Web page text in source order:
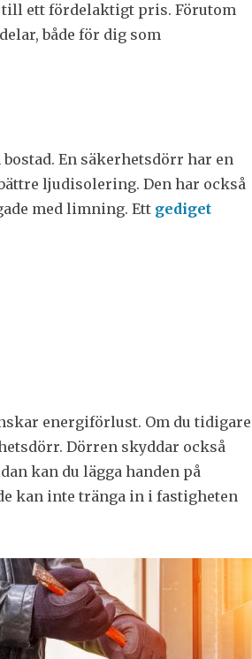
ett fördelaktigt pris. Förutom
både för dig som
En säkerhetsdörr har en
ljudisolering. Den har också
med limning. Ett gediget
energiförlust. Om du tidigare
Dörren skyddar också
kan du lägga handen på
kan inte tränga in i fastigheten